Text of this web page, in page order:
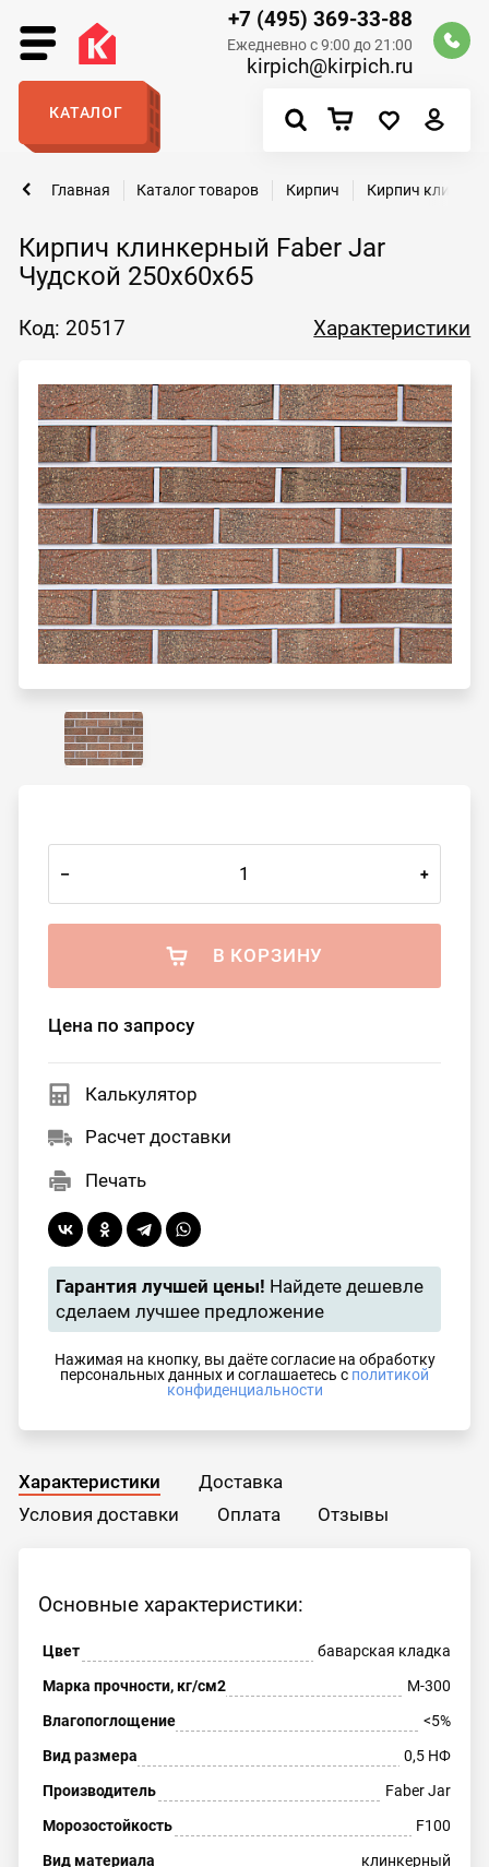
+7 (495) 369-33-88
Ежедневно с 9:00 до 21:00
kirpich@kirpich.ru
КАТАЛОГ
Кирпич клинкерный Faber Jar
Чудской 250х60х65
Главная Каталог товаров Кирпич Кирпич
Код: 20517 Характеристики
– +
В КОРЗИНУ
Цена по запросу
Калькулятор
Расчет доставки
Печать
Гарантия лучшей цены! Найдете дешевле
сделаем лучшее предложение
Нажимая на кнопку, вы даёте согласие на обработку
персональных данных и соглашаетесь с политикой
конфиденциальности
Характеристики
Доставка
Условия доставки
Оплата Отзывы
Основные характеристики:
Цвет
баварская кладка
Марка прочности, кг/см2
М-300
Влагопоглощение
<5%
Вид размера
0,5 НФ
Производитель
Faber Jar
Морозостойкость
F100
Вид материала
клинкерный